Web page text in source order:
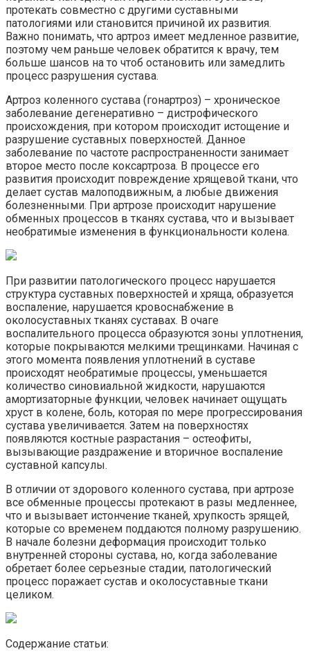
протекать совместно с другими суставными
патологиями или становится причиной их развития.
Важно понимать, что артроз имеет медленное развитие,
поэтому чем раньше человек обратится к врачу, тем
больше шансов на то чтоб остановить или замедлить
процесс разрушения сустава.
Артроз коленного сустава (гонартроз) – хроническое
заболевание дегенеративно – дистрофического
происхождения, при котором происходит истощение и
разрушение суставных поверхностей. Данное
заболевание по частоте распространенности занимает
второе место после коксартроза. В процессе его
развития происходит повреждение хрящевой ткани, что
делает сустав малоподвижным, а любые движения
болезненными. При артрозе происходит нарушение
обменных процессов в тканях сустава, что и вызывает
необратимые изменения в функциональности колена.
При развитии патологического процесс нарушается
структура суставных поверхностей и хряща, образуется
воспаление, нарушается кровоснабжение в
околосуставных тканях суставах. В очаге
воспалительного процесса образуются зоны уплотнения,
которые покрываются мелкими трещинками. Начиная с
этого момента появления уплотнений в суставе
происходят необратимые процессы, уменьшается
количество синовиальной жидкости, нарушаются
амортизаторные функции, человек начинает ощущать
хруст в колене, боль, которая по мере прогрессирования
сустава увеличивается. Затем на поверхностях
появляются костные разрастания – остеофиты,
вызывающие раздражение и вторичное воспаление
суставной капсулы.
В отличии от здорового коленного сустава, при артрозе
все обменные процессы протекают в разы медленнее,
что и вызывает истончение тканей, хрупкость зрящей,
которые со временем поддаются полному разрушению.
В начале болезни деформация происходит только
внутренней стороны сустава, но, когда заболевание
обретает более серьезные стадии, патологический
процесс поражает сустав и околосуставные ткани
целиком.
Содержание статьи: